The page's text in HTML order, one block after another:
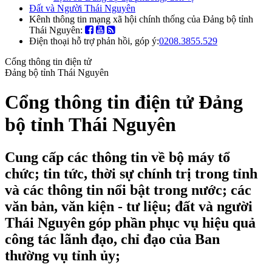
Đất và Người Thái Nguyên
Kênh thông tin mạng xã hội chính thống của Đảng bộ tỉnh
Thái Nguyên:
Điện thoại hỗ trợ phản hồi, góp ý:0208.3855.529
Cổng thông tin điện tử
Đảng bộ tỉnh Thái Nguyên
Cổng thông tin điện tử Đảng
bộ tỉnh Thái Nguyên
Cung cấp các thông tin về bộ máy tổ
chức; tin tức, thời sự chính trị trong tỉnh
và các thông tin nổi bật trong nước; các
văn bản, văn kiện - tư liệu; đất và người
Thái Nguyên góp phần phục vụ hiệu quả
công tác lãnh đạo, chỉ đạo của Ban
thường vụ tỉnh ủy;